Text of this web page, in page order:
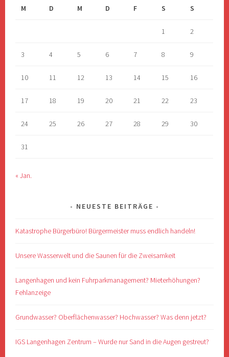
M
D M D F S S
1 2
3 4 5 6 7 8 9
10 11 12 13 14 15 16
17 18 19 20 21 22 23
24 25 26 27 28 29 30
31
« Jan.
NEUESTE BEITRÄGE
Katastrophe Bürgerbüro! Bürgermeister muss endlich handeln!
Unsere Wasserwelt und die Saunen für die Zweisamkeit
Langenhagen und kein Fuhrparkmanagement? Mieterhöhungen?
Fehlanzeige
Grundwasser? Oberflächenwasser? Hochwasser? Was denn jetzt?
IGS Langenhagen Zentrum – Wurde nur Sand in die Augen gestreut?